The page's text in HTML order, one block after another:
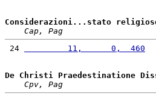
Considerazioni...stato
Cap, Pag
24
         11,      0,  460
De Christi Praedestinatione
Cpv, Pag